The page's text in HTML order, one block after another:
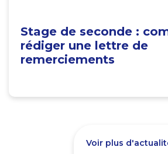
Stage de seconde :
rédiger une lettre de
remerciements
Voir plus